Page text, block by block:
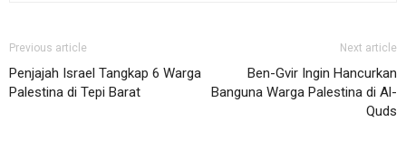
Previous article
Penjajah Israel Tangkap 6 Warga
Palestina di Tepi Barat
Next article
Ben-Gvir Ingin Hancurkan
Banguna Warga Palestina di Al-
Quds